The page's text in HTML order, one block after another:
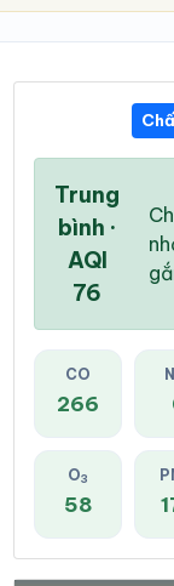
12:00 AM
27 °
0 %
Mây đen u
Trung
bình ·
AQI
76
CO
266
O3
58